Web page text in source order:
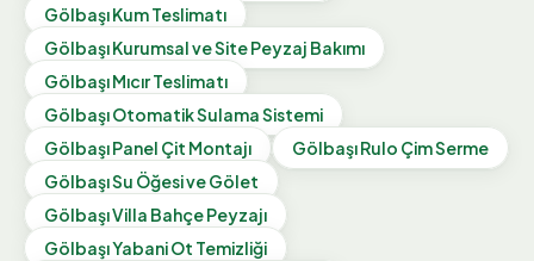
GölbaşıKum Teslimatı
GölbaşıKurumsal ve Site Peyzaj Bakımı
GölbaşıMıcır Teslimatı
GölbaşıOtomatik Sulama Sistemi
GölbaşıPanel Çit Montajı GölbaşıRulo Çim Serme
GölbaşıSu Öğesi ve Gölet
GölbaşıVilla Bahçe Peyzajı
GölbaşıYabani Ot Temizliği